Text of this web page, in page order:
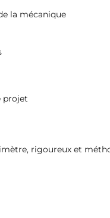
la mécanique
projet
rigoureux et